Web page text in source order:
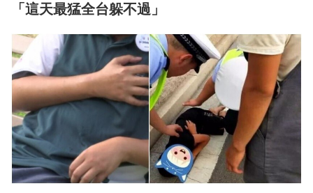
「這天最猛全台躲不過」